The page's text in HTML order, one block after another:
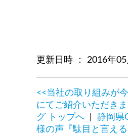
更新日時 ： 2016年05
<<当社の取り組みが
にてご紹介いただき
グ トップへ
静岡県
様の声『駄目と言える